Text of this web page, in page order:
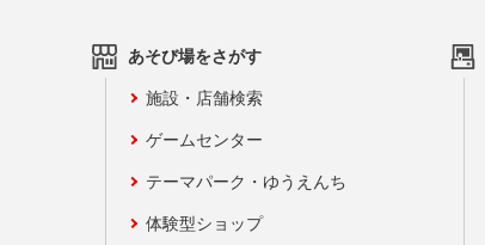
あそび場をさがす
施設・店舗検索
ゲームセンター
テーマパーク・ゆうえんち
体験型ショップ